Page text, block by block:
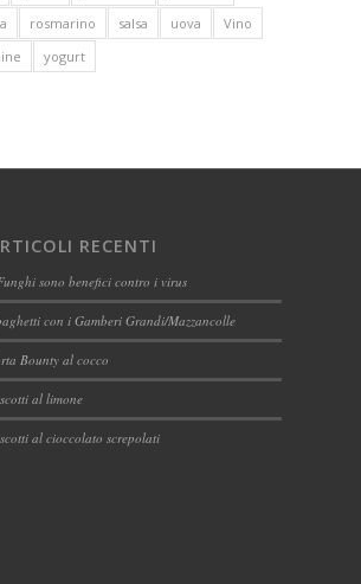
rosmarino salsa uova
Vino
yogurt
RECENTI
sono benefici contro i virus
con i Gamberi Grandi/Mazzancolle
Bounty al cocco
al limone
al cioccolato screpolati